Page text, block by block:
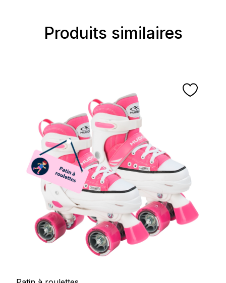
Ignorer la galerie de produits
Produits similaires